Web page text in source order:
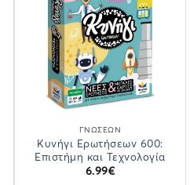
ΓΝΏΣΕΩΝ
Κυνήγι Ερωτήσεων 600:
Επιστήμη και Τεχνολογία
6.99€